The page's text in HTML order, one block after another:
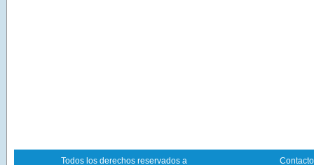
Todos los derechos reservados a